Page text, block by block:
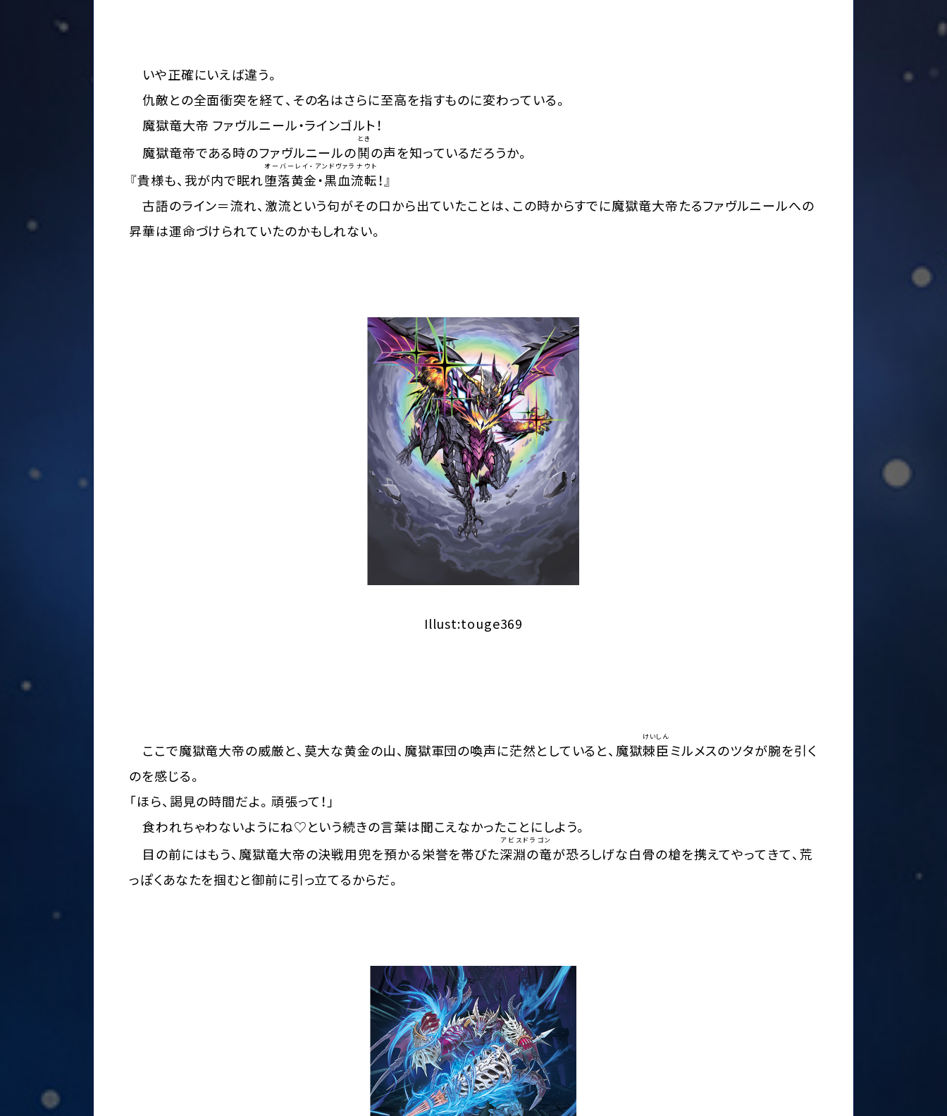
いや正確にいえば違う。
仇敵との全面衝突を経て、その名はさらに至高を指すものに変わっている。
魔獄竜大帝 ファヴルニール・ラインゴルト！
魔獄竜帝である時のファヴルニールの鬨
とき
の声を知っているだろうか。
『貴様も、我が内で眠れ――堕落黄金・黒血流転
オーバーレイ・アンドヴァラナウト
！』
古語のライン＝流れ、激流という句がその口から出ていたことは、この時からすでに魔獄竜大帝たるファヴルニールへの
昇華は運命づけられていたのかもしれない。
Illust:touge369
ここで魔獄竜大帝の威厳と、莫大な黄金の山、魔獄軍団の喚声に茫然としていると、魔獄棘臣
けいしん
ミルメスのツタが腕を引く
のを感じる。
「ほら、謁見の時間だよ。頑張って！」
食われちゃわないようにね♡という続きの言葉は聞こえなかったことにしよう。
目の前にはもう、魔獄竜大帝の決戦用兜を預かる栄誉を帯びた深淵の竜
アビスドラゴン
が恐ろしげな白骨の槍を携えてやってきて、荒
っぽくあなたを掴むと御前に引っ立てるからだ。